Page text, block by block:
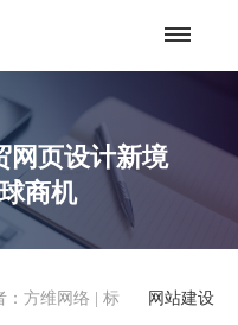
网页设计新境
商机
网站建设
：方维网络
标